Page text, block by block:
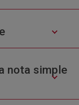
nota simple